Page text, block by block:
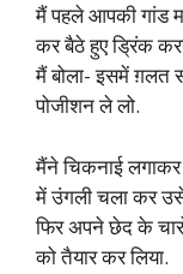
मैं पहले आपकी गांड
कर बैठे हुए ड्रिंक
मैं बोला- इसमें ग़लत
पोजीशन ले लो.
मैंने चिकनाई लगाकर
में उंगली चला कर उसे
फिर अपने छेद के
को तैयार कर लिया.